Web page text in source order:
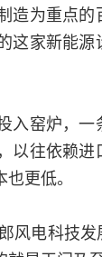
造为重点
这家新能
入窑炉，
以往依赖
更低。
风电科技